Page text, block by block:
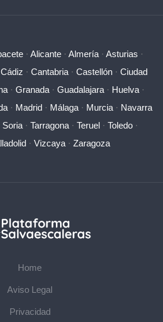
· Alicante · Almería · Asturias ·
Cádiz · Cantabria· Castellón· Ciudad
· Granada · Guadalajara · Huelva ·
· Madrid· Málaga· Murcia· Navarra
Soria· Tarragona· Teruel· Toledo·
· Vizcaya · Zaragoza
Home
Aviso Legal
Privacidad